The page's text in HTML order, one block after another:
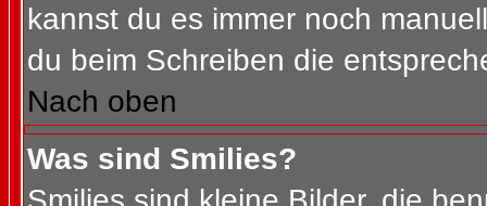
kannst du es immer noch
du beim Schreiben die
Nach oben
Was sind Smilies?